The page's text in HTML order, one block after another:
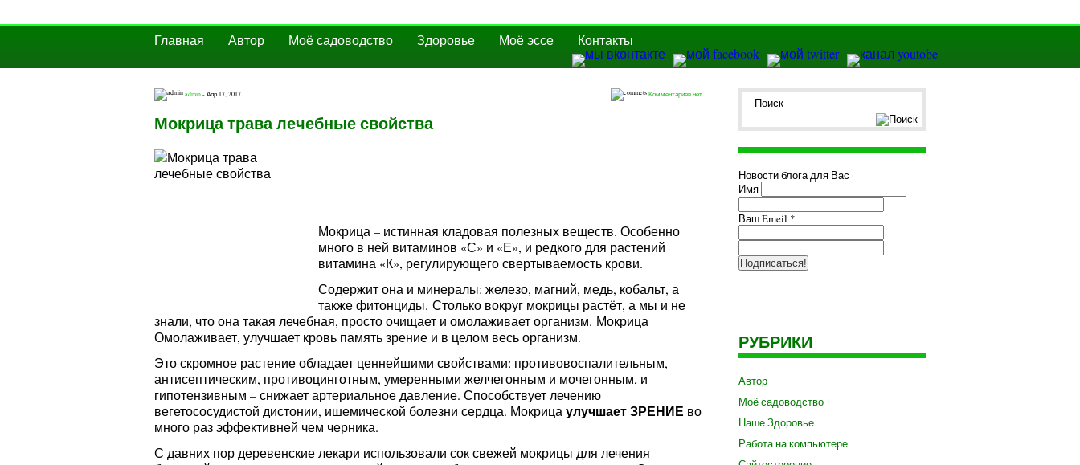
Главная Автор Моё садоводство Здоровье Моё эссе Контакты
admin - Апр 17, 2017 Комментариев нет
Мокрица трава лечебные свойства
Мокрица – истинная кладовая полезных веществ. Особенно
много в ней витаминов «С» и «Е», и редкого для растений
витамина «К», регулирующего свертываемость крови.
Содержит она и минералы: железо, магний, медь, кобальт, а
также фитонциды. Столько вокруг мокрицы растёт, а мы и не
знали, что она такая лечебная, просто очищает и омолаживает организм. Мокрица
Омолаживает, улучшает кровь память зрение и в целом весь организм.
Это скромное растение обладает ценнейшими свойствами: противовоспалительным,
антисептическим, противоцинготным, умеренными желчегонным и мочегонным, и
гипотензивным – снижает артериальное давление. Способствует лечению
вегетососудистой дистонии, ишемической болезни сердца. Мокрица улучшает ЗРЕНИЕ во
много раз эффективней чем черника.
С давних пор деревенские лекари использовали сок свежей мокрицы для лечения
Новости блога для Вас
Имя
Ваш Emeil *
РУБРИКИ
Автор
Моё садоводство
Наше Здоровье
Работа на компьютере